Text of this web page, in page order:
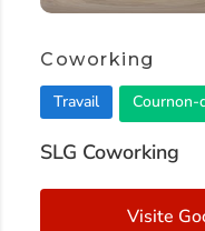
Coworking
Travail
Cournon-
SLG Coworking
Visite